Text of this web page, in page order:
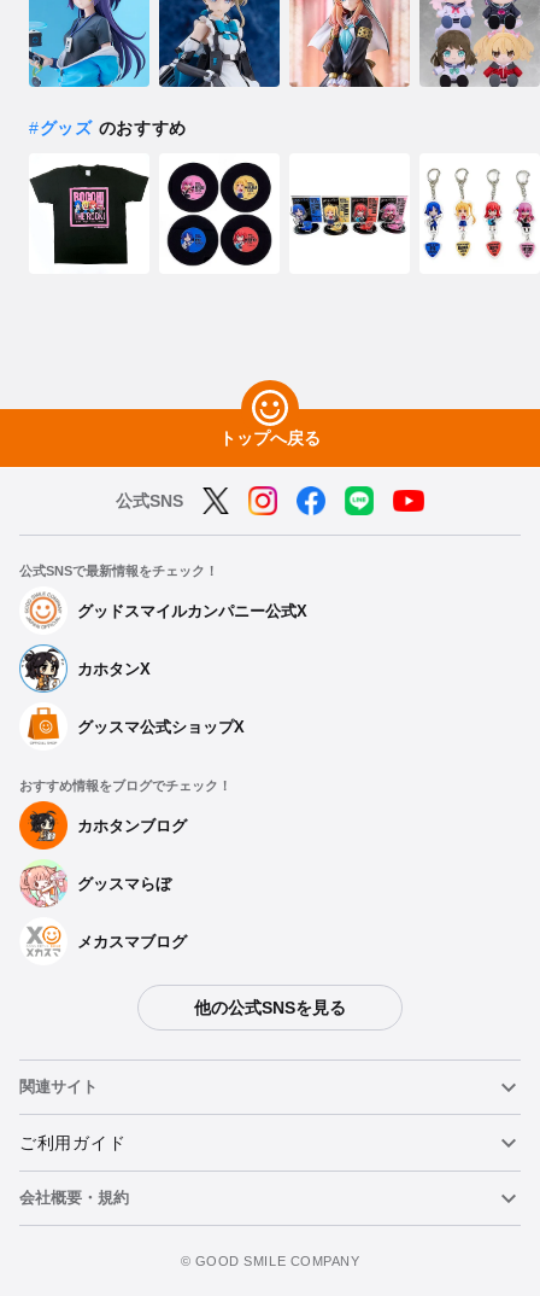
サイクルセパレートワンピース アビドス高等学校【S】
予約受付中
サイクルセパレートワンピース アビドス高等学校【M】
サイクルセパレートワンピース アビドス高等学校【L】
サイクルセパレートワンピース アビドス高等学校【XL】
予約受付中
サイクルセパレートワンピース アビドス高等学校【XXL】
#グッズのおすすめ
トップへ戻る
公式SNS
公式SNSで最新情報をチェック！
グッドスマイルカンパニー公式X
カホタンX
グッスマ公式ショップX
おすすめ情報をブログでチェック！
カホタンブログ
グッスマらぼ
メカスマブログ
他の公式SNSを見る
関連サイト
ねんどろいど
ねんどろいどフェイスメーカー
ご利用ガイド
重要なお知らせ
会社概要・規約
©️ GOOD SMILE COMPANY